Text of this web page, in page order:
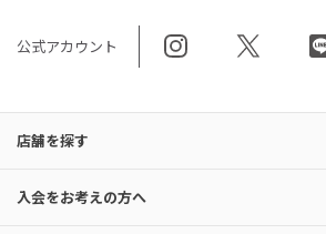
公式アカウント
店舗を探す
入会をお考えの方へ